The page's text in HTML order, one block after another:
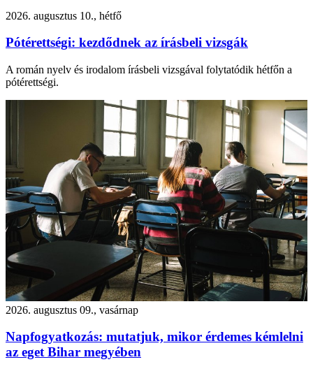
2026. augusztus 10., hétfő
Pótérettségi: kezdődnek az írásbeli vizsgák
A román nyelv és irodalom írásbeli vizsgával folytatódik hétfőn a
pótérettségi.
2026. augusztus 09., vasárnap
Napfogyatkozás: mutatjuk, mikor érdemes kémlelni
az eget Bihar megyében